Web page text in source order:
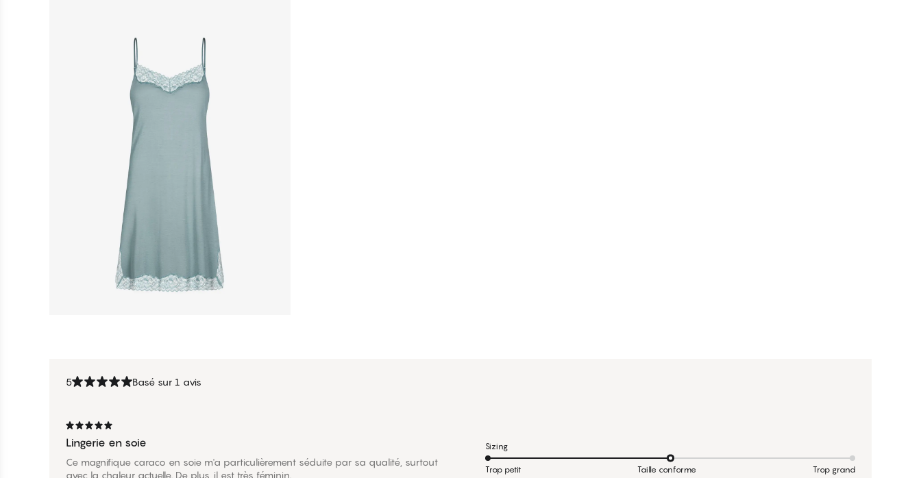
5 Basé sur 1 avis
Lingerie en soie
Ce magnifique caraco en soie m'a particulièrement séduite par sa qualité, surtout
avec la chaleur actuelle. De plus, il est très féminin.
Sizing
Trop petit Taille conforme Trop grand